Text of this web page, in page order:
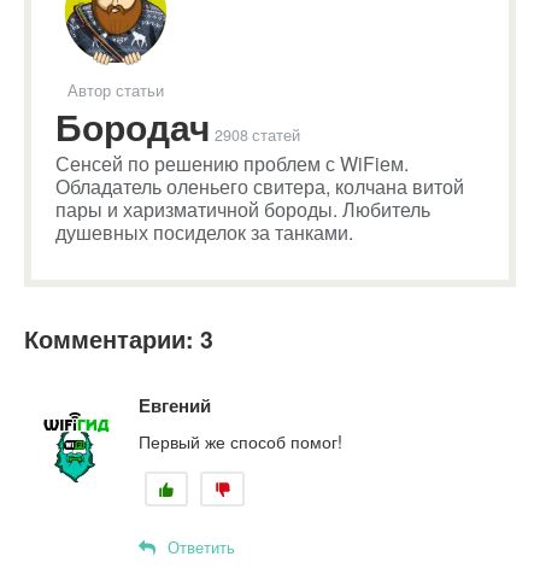
Автор статьи
Бородач 2908 статей
Сенсей по решению проблем с WiFiем.
Обладатель оленьего свитера, колчана витой
пары и харизматичной бороды. Любитель
душевных посиделок за танками.
Комментарии: 3
Евгений
Первый же способ помог!
Ответить